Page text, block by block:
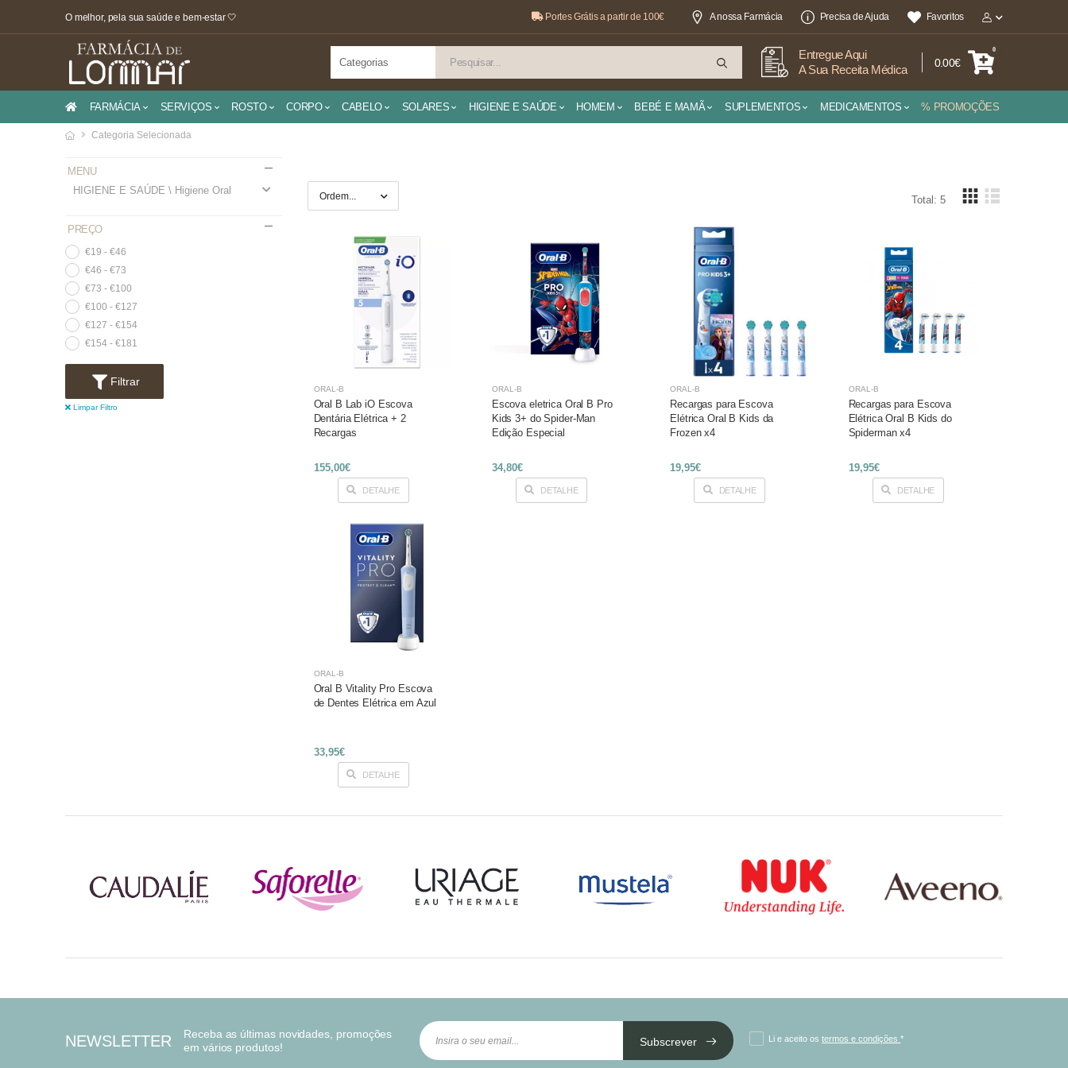
O melhor, pela sua saúde e bem-estar 🤍 Portes Grátis a partir de 100€ A nossa Farmácia Precisa de Ajuda Favoritos
Entregue Aqui
A Sua Receita Médica
0.00€
0
FARMÁCIA SERVIÇOS ROSTO CORPO CABELO SOLARES HIGIENE E SAÚDE HOMEM BEBÉ E MAMÃ SUPLEMENTOS MEDICAMENTOS % PROMOÇÕES
Categoria Selecionada
MENU
HIGIENE E SAÚDE \ Higiene Oral
PREÇO
€19 - €46
€46 - €73
€73 - €100
€100 - €127
€127 - €154
€154 - €181
Filtrar
Limpar Filtro
Total: 5
ORAL-B
Oral B Lab iO Escova
Dentária Elétrica + 2
Recargas
155,00€
DETALHE
ORAL-B
Escova eletrica Oral B Pro
Kids 3+ do Spider-Man
Edição Especial
34,80€
DETALHE
ORAL-B
Recargas para Escova
Elétrica Oral B Kids da
Frozen x4
19,95€
DETALHE
ORAL-B
Recargas para Escova
Elétrica Oral B Kids do
Spiderman x4
19,95€
DETALHE
ORAL-B
Oral B Vitality Pro Escova
de Dentes Elétrica em Azul
33,95€
DETALHE
NEWSLETTER
Receba as últimas novidades, promoções
em vários produtos!
Subscrever Li e aceito ostermos e condições*